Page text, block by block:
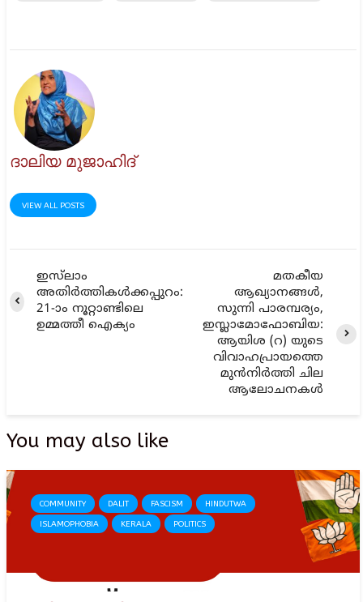
ദാലിയ മുജാഹിദ്
VIEW ALL POSTS
ഇസ്‌ലാം
അതിർത്തികൾക്കപ്പുറം:
21-ാം നൂറ്റാണ്ടിലെ
ഉമ്മത്തീ ഐക്യം
മതകീയ
ആഖ്യാനങ്ങള്‍,
സുന്നി പാരമ്പര്യം,
ഇസ്ലാമോഫോബിയ:
ആയിശ (റ) യുടെ
വിവാഹപ്രായത്തെ
മുന്‍നിര്‍ത്തി ചില
ആലോചനകള്‍
You may also like
COMMUNITY DALIT FASCISM HINDUTWA
ISLAMOPHOBIA KERALA POLITICS